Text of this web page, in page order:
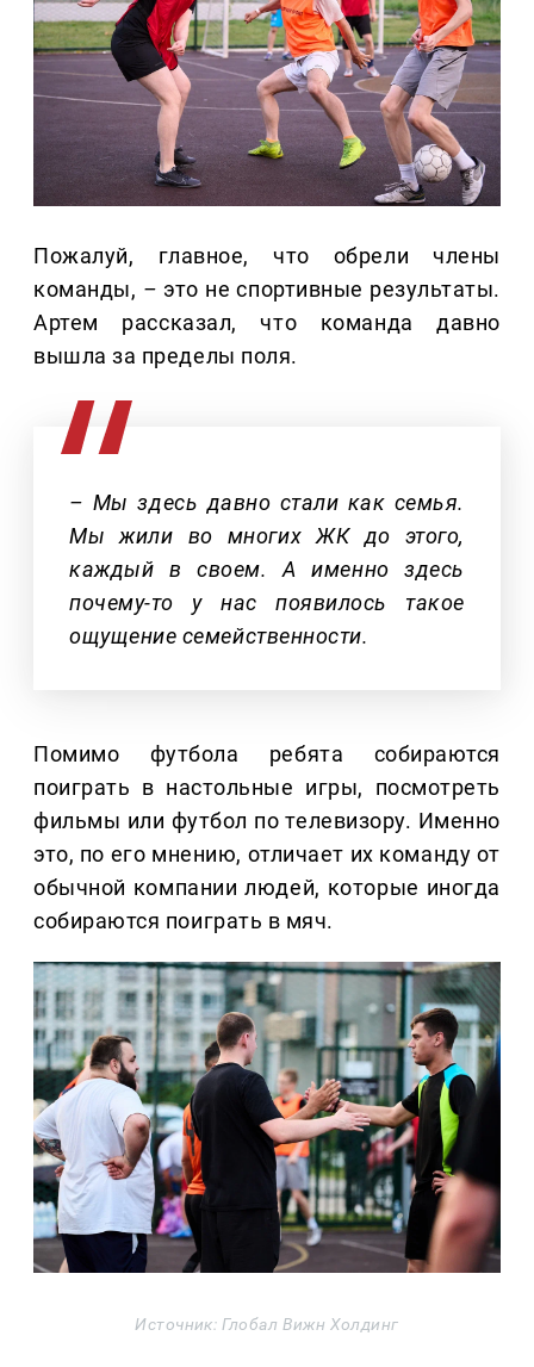
Пожалуй, главное, что обрели члены
команды, – это не спортивные результаты.
Артем рассказал, что команда давно
вышла за пределы поля.
– Мы здесь давно стали как семья.
Мы жили во многих ЖК до этого,
каждый в своем. А именно здесь
почему-то у нас появилось такое
ощущение семейственности.
Помимо футбола ребята собираются
поиграть в настольные игры, посмотреть
фильмы или футбол по телевизору. Именно
это, по его мнению, отличает их команду от
обычной компании людей, которые иногда
собираются поиграть в мяч.
Источник: Глобал Вижн Холдинг